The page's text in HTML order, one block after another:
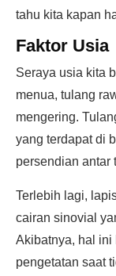
tahu kita kapan
Faktor Usia
Seraya usia kita
menua, tulang
mengering.
yang terdapat di
persendian antar
Terlebih lagi,
cairan sinovial
Akibatnya, hal ini
pengetatan saat